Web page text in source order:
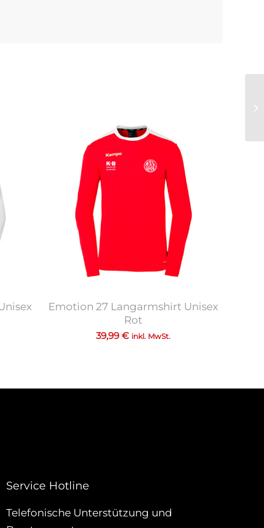
Emotion 27 Langarmshirt Unisex
Rot
39,99€ inkl. MwSt.
Service Hotline
Telefonische Unterstützung und